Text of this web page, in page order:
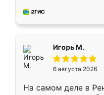
за день, ребята
Игорь М.
6 августа 2026
На самом деле в